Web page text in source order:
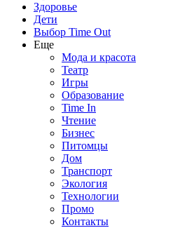
Здоровье
Дети
Выбор Time Out
Еще
Мода и красота
Театр
Игры
Образование
Time In
Чтение
Бизнес
Питомцы
Дом
Транспорт
Экология
Технологии
Промо
Контакты